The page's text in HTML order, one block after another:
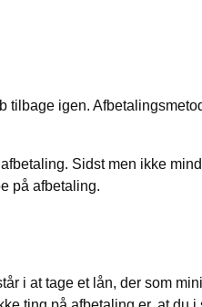
tilbage igen.
Sidst men ikke
på afbetaling.
i at tage et lån, der som